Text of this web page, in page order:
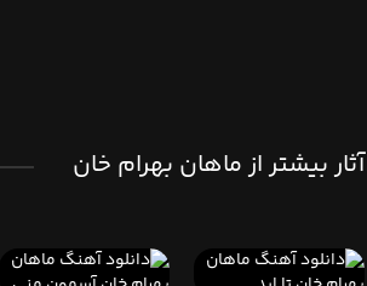
آثار بیشتر از ماهان بهرام خان